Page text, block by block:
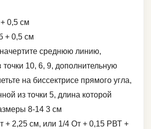
0,5 см
+ 0,5 см
среднюю линию,
точки 10, 6, 9, дополнительную
на биссектрисе прямого угла,
из точки 5, длина которой
8-14 3 см
+ 2,25 см, или 1/4 От + 0,15 РВТ +